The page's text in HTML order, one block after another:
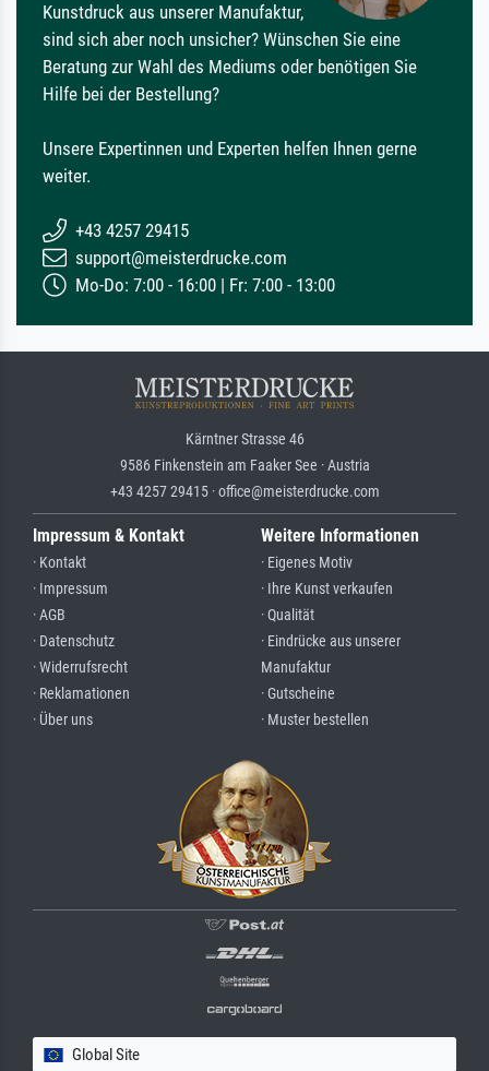
Kunstdruck aus unserer Manufaktur,
sind sich aber noch unsicher? Wünschen Sie eine
Beratung zur Wahl des Mediums oder benötigen Sie
Hilfe bei der Bestellung?
Unsere Expertinnen und Experten helfen Ihnen gerne
weiter.
+43 4257 29415
support@meisterdrucke.com
Mo-Do: 7:00 - 16:00 | Fr: 7:00 - 13:00
Kärntner Strasse 46
9586 Finkenstein am Faaker See · Austria
+43 4257 29415 · office@meisterdrucke.com
Impressum & Kontakt
· Kontakt
· Impressum
· AGB
· Datenschutz
· Widerrufsrecht
· Reklamationen
· Über uns
Weitere Informationen
· Eigenes Motiv
· Ihre Kunst verkaufen
· Qualität
· Eindrücke aus unserer
Manufaktur
· Gutscheine
· Muster bestellen
Global Site